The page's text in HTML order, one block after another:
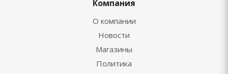
Компания
О компании
Новости
Магазины
Политика